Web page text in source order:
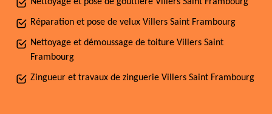
Réparation et pose de velux Villers Saint Frambourg
Nettoyage et démoussage de toiture Villers Saint
Frambourg
Zingueur et travaux de zinguerie Villers Saint Frambourg